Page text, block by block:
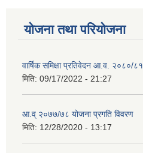
योजना तथा परियोजना
वार्षिक समिक्षा प्रतिवेदन आ.व. २०८०/८१
मिति: 09/17/2022 - 21:27
आ.व् २०७७/७८ योजना प्रगति विवरण
मिति: 12/28/2020 - 13:17